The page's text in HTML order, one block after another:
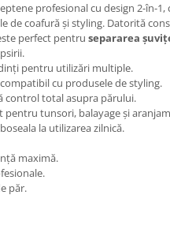
profesional cu design 2-în-
de coafură și styling. Datorită
perfect pentru separarea
pentru utilizări multiple.
cu produsele de styling.
control total asupra părului.
pentru tunsori, balayage și
la utilizarea zilnică.
maximă.
păr.